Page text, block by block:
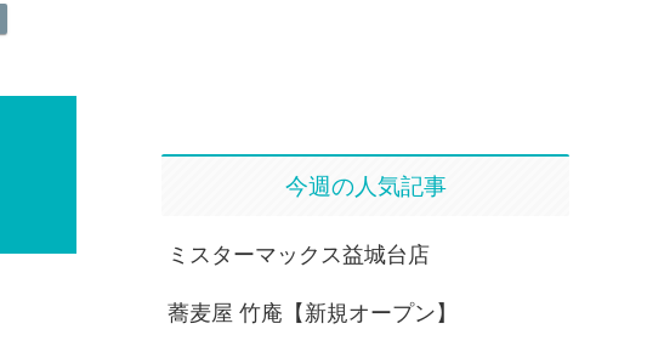
今週の人気記事
ミスターマックス益城台店
蕎麦屋 竹庵【新規オープン】